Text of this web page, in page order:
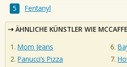
Fentanyl
ÄHNLICHE KÜNSTLER WIE
Mom Jeans
Panucci’s Pizza